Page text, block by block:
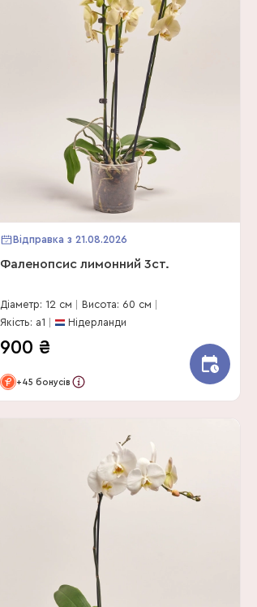
Відправка з 21.08.2026
Фаленопсис лимонний 3ст.
Діаметр: 12 см
Висота: 60 см
Якість: a1
Нідерланди
900 ₴
+45 бонусів